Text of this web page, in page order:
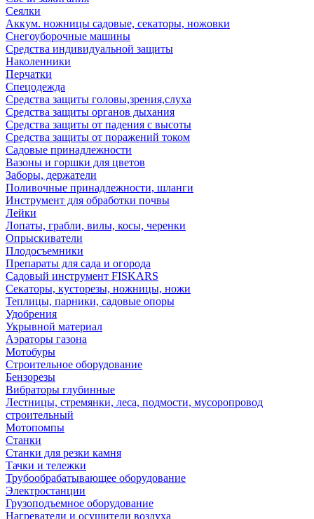
Сеялки
Аккум. ножницы садовые, секаторы, ножовки
Снегоуборочные машины
Средства индивидуальной защиты
Наколенники
Перчатки
Спецодежда
Средства защиты головы,зрения,слуха
Средства защиты органов дыхания
Средства защиты от падения с высоты
Средства защиты от поражений током
Садовые принадлежности
Вазоны и горшки для цветов
Заборы, держатели
Поливочные принадлежности, шланги
Инструмент для обработки почвы
Лейки
Лопаты, грабли, вилы, косы, черенки
Опрыскиватели
Плодосъемники
Препараты для сада и огорода
Садовый инструмент FISKARS
Секаторы, кусторезы, ножницы, ножи
Теплицы, парники, садовые опоры
Удобрения
Укрывной материал
Аэраторы газона
Мотобуры
Строительное оборудование
Бензорезы
Вибраторы глубинные
Лестницы, стремянки, леса, подмости, мусоропровод
строительный
Мотопомпы
Станки
Станки для резки камня
Тачки и тележки
Трубообрабатывающее оборудование
Электростанции
Грузоподъемное оборудование
Нагреватели и осушители воздуха